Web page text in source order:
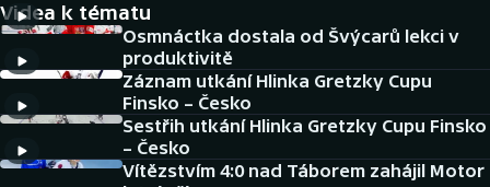
Atletika
Cyklistika
DALŠÍ SPORTY
Americký fotbal
NEPŘEHLÉDNĚTE
Videa k tématu
Osmnáctka dostala od Švýcarů lekci v
produktivitě
Záznam utkání Hlinka Gretzky Cupu
Finsko – Česko
Sestřih utkání Hlinka Gretzky Cupu Finsko
– Česko
Vítězstvím 4:0 nad Táborem zahájil Motor